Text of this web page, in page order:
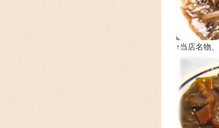
↑当店名物